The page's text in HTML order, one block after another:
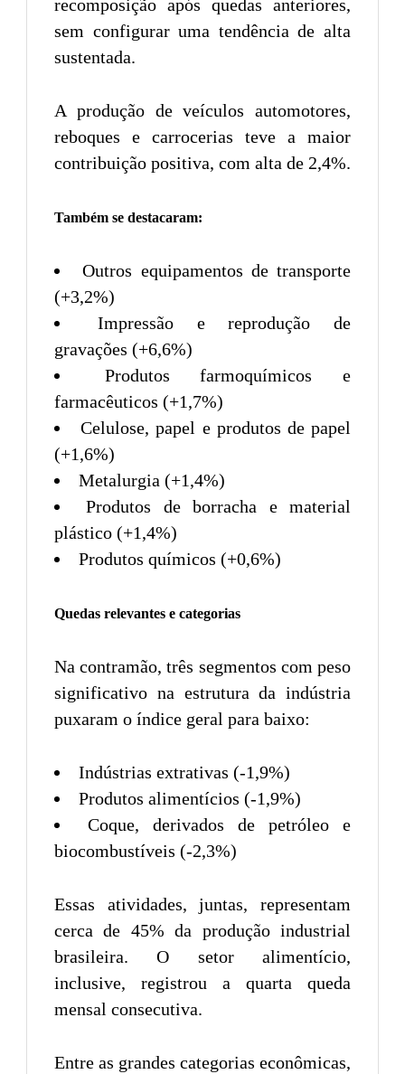
recomposição após quedas anteriores,
sem configurar uma tendência de alta
sustentada.
A produção de veículos automotores,
reboques e carrocerias teve a maior
contribuição positiva, com alta de 2,4%.
Também se destacaram:
Outros equipamentos de transporte
(+3,2%)
Impressão e reprodução de
gravações (+6,6%)
Produtos farmoquímicos e
farmacêuticos (+1,7%)
Celulose, papel e produtos de papel
(+1,6%)
Metalurgia (+1,4%)
Produtos de borracha e material
plástico (+1,4%)
Produtos químicos (+0,6%)
Quedas relevantes e categorias
Na contramão, três segmentos com peso
significativo na estrutura da indústria
puxaram o índice geral para baixo:
Indústrias extrativas (-1,9%)
Produtos alimentícios (-1,9%)
Coque, derivados de petróleo e
biocombustíveis (-2,3%)
Essas atividades, juntas, representam
cerca de 45% da produção industrial
brasileira. O setor alimentício,
inclusive, registrou a quarta queda
mensal consecutiva.
Entre as grandes categorias econômicas,